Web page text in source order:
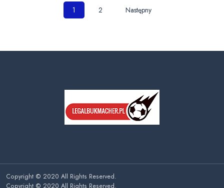
Nawigacja
1 2 Następny
Copyright © 2020 All Rights Reserved.
Copyright © 2020 All Rights Reserved.